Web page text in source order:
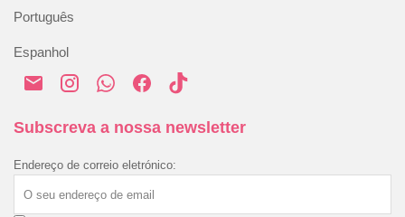
Política de Privacidade
Política de Cookies
Português
Espanhol
Subscreva a nossa newsletter
Endereço de correio eletrónico: